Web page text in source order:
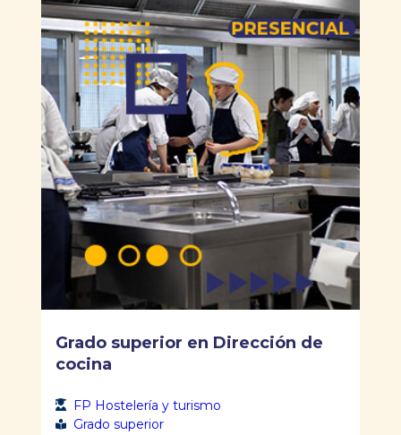
Grado superior en Dirección de
cocina
FP Hostelería y turismo
Grado superior